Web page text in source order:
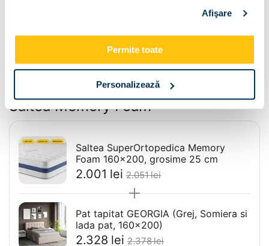
Afişare
Permite toate
Personalizează
180x200
Pachet Pat GEORGIA 160x200 cu
Saltea Memory Foam
Saltea SuperOrtopedica Memory
Foam 160x200, grosime 25 cm
2.001 lei 2.051lei
Pat tapitat GEORGIA (Grej, Somiera si
lada pat, 160x200)
2.328 lei 2.378lei